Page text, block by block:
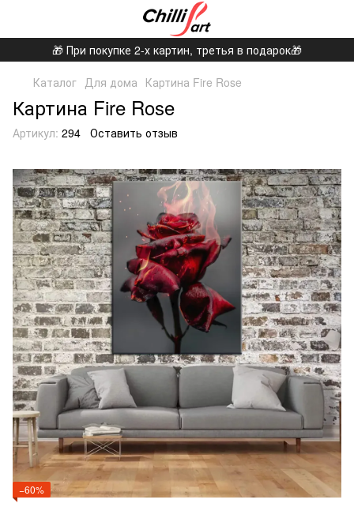
🎁 При покупке 2-х картин, третья в подарок🎁
Каталог Для дома Картина Fire Rose
Картина Fire Rose
Артикул: 294 Оставить отзыв
−60%